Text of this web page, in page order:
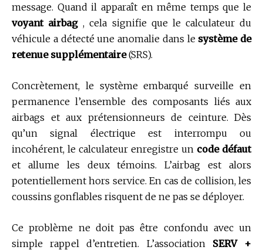
message. Quand il apparaît en même temps que le
voyant airbag , cela signifie que le calculateur du
véhicule a détecté une anomalie dans le système de
retenue supplémentaire(SRS).
Concrètement, le système embarqué surveille en
permanence l’ensemble des composants liés aux
airbags et aux prétensionneurs de ceinture. Dès
qu’un signal électrique est interrompu ou
incohérent, le calculateur enregistre un code défaut
et allume les deux témoins. L’airbag est alors
potentiellement hors service. En cas de collision, les
coussins gonflables risquent de ne pas se déployer.
Ce problème ne doit pas être confondu avec un
simple rappel d’entretien. L’association SERV +